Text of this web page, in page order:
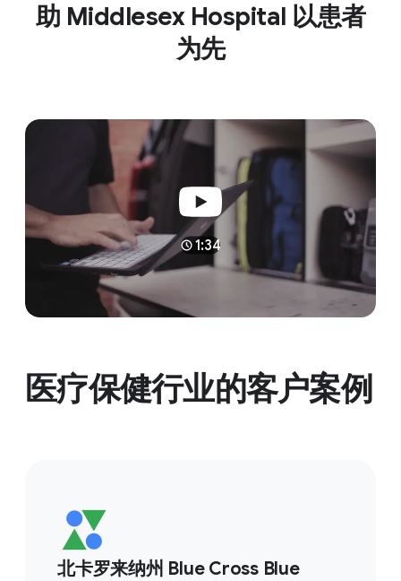
助 Middlesex Hospital 以患者
为先
1:34
医疗保健行业的客户案例
北卡罗来纳州 Blue Cross Blue